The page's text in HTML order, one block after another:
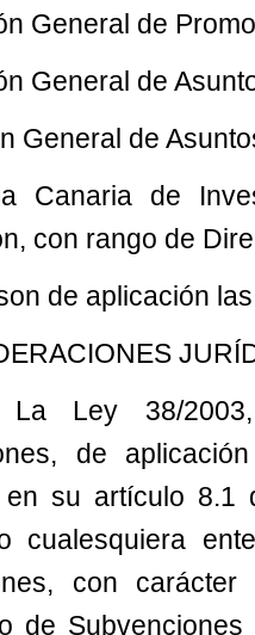
General de
General de
General de
Canaria de
con rango de
de aplicación
La Ley 38/
de
en su artículo 8.1
cualesquiera
con
de